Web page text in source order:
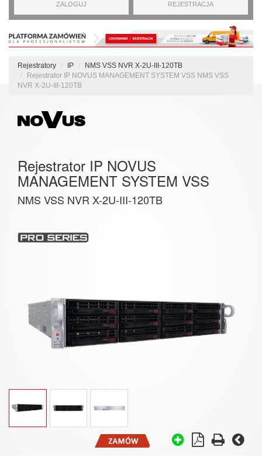
ZALOGUJ REJESTRACJA
Rejestratory IP
NMS VSS NVR X-2U-III-120TB
Rejestrator IP NOVUS MANAGEMENT SYSTEM VSS NMS VSS
NVR X-2U-III-120TB
Rejestrator IP NOVUS
MANAGEMENT SYSTEM VSS
NMS VSS NVR X-2U-III-120TB